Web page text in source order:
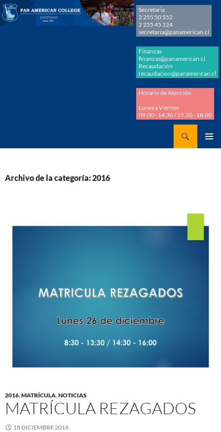
Secretaria
2 255 50 552
2 255 45 124
secretaria@panamerican.cl
Finanzas
finanzas@panamerican.cl
Recaudación
recaudacion@panamerican.cl
Horario de Atención
Lunes a Viernes
09.00 - 14.30 / 15.30 - 18.00
Archivo de la categoría: 2016
2016,MATRÍCULA,NOTICIAS
MATRÍCULA REZAGADOS
18 DICIEMBRE 2016